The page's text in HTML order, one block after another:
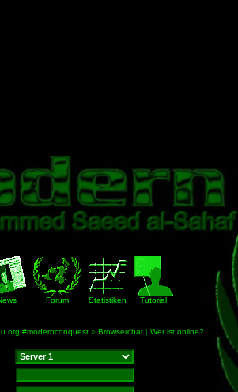
Forum Statistiken Tutorial
#modernconquest » Browserchat | Wer ist online?